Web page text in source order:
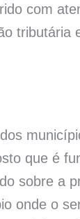
com
tributária
que é
sobre a
onde o